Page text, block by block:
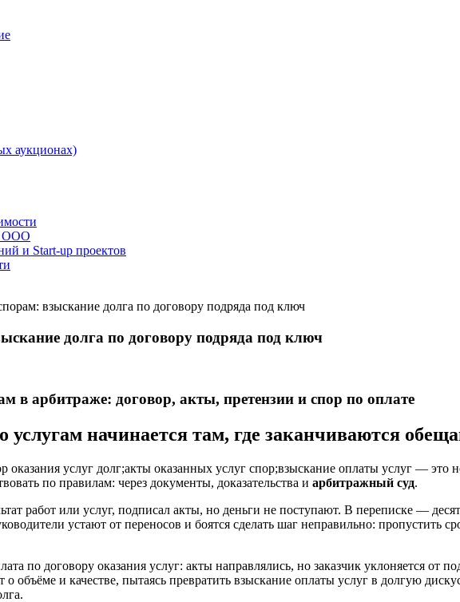
аукционах)
ООО
и Start-up проектов
взыскание долга по договору подряда под ключ
долга по договору подряда под ключ
в арбитраже: договор, акты, претензии и спор по оплате
услугам начинается там, где заканчиваются
оказания услуг долг;акты оказанных услуг спор;взыскание оплаты услуг — это
по правилам: через документы, доказательства и арбитражный суд.
работ или услуг, подписал акты, но деньги не поступают. В переписке —
устают от переносов и боятся сделать шаг неправильно: пропустить
по договору оказания услуг: акты направлялись, но заказчик уклоняется от
объёме и качестве, пытаясь превратить взыскание оплаты услуг в долгую